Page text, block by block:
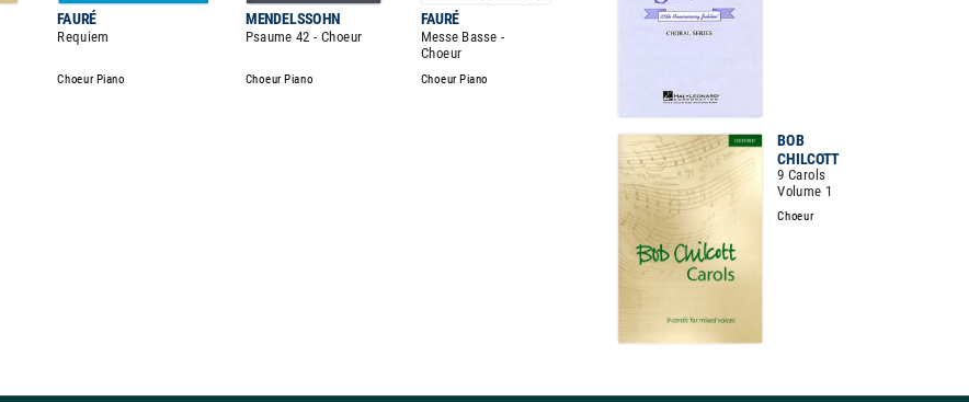
FAURÉ MENDELSSOHN FAURÉ
Requiem Psaume 42 - Choeur
Messe Basse -
Choeur
Choeur Piano Choeur Piano Choeur Piano
BOB
CHILCOTT
9 Carols
Volume 1
Choeur